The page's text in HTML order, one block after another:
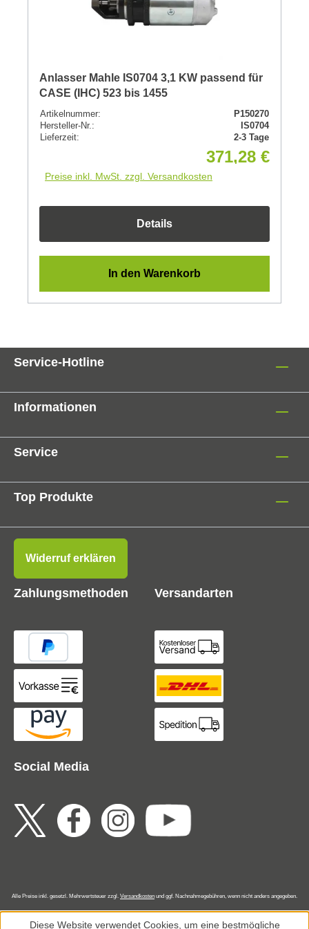
Anlasser Mahle IS0704 3,1 KW passend für
CASE (IHC) 523 bis 1455
Artikelnummer:
P150270
Hersteller-Nr.:
IS0704
Lieferzeit:
2-3 Tage
371,28 €
Preise inkl. MwSt. zzgl. Versandkosten
Details
In den Warenkorb
Service-Hotline
Informationen
Service
Top Produkte
Social Media
Widerruf erklären
Zahlungsmethoden Versandarten
Alle Preise inkl. gesetzl. Mehrwertsteuer zzgl. Versandkosten und ggf. Nachnahmegebühren, wenn nicht anders angegeben.
Diese Website verwendet Cookies, um eine bestmögliche